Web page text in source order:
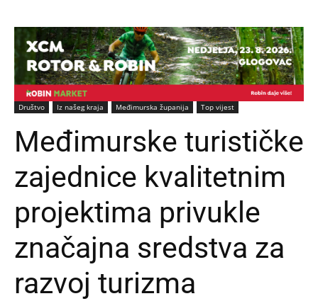
Društvo Iz našeg kraja Međimurska županija Top vijest
Međimurske turističke
zajednice kvalitetnim
projektima privukle
značajna sredstva za
razvoj turizma